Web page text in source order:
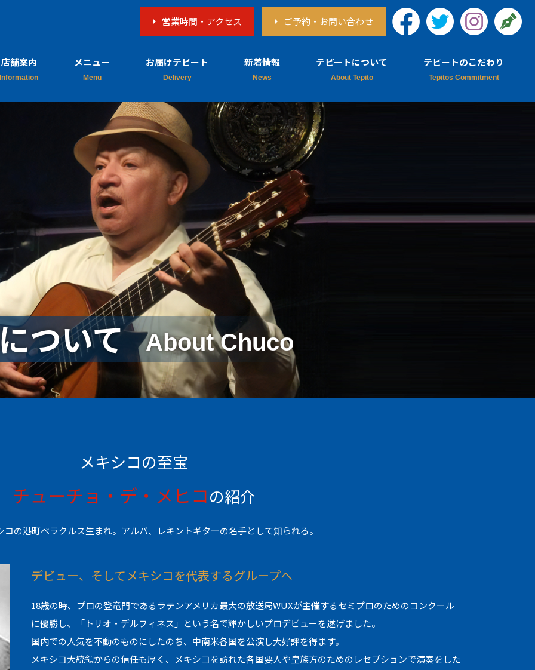
営業時間・アクセス ご予約・お問い合わせ
店舗案内
店舗概要
メニュー
料理
テキーラ
飲み物
お届けテピート 新着情報
新着情報
メディア情報
テピートについて
テピートについて
テピートのレシピ本
チューチョについて
テピートのこだわり
ついて About Chuco
メキシコの至宝
チューチョ・デ・メヒコの紹介
コの港町ベラクルス生まれ。アルバ、レキントギターの名手として知られる。
デビュー、そしてメキシコを代表するグループへ
18歳の時、プロの登竜門であるラテンアメリカ最大の放送局WUXが主催するセミプロのためのコンクール
に優勝し、「トリオ・デルフィネス」という名で輝かしいプロデビューを遂げました。
国内での人気を不動のものにしたのち、中南米各国を公演し大好評を得ます。
メキシコ大統領からの信任も厚く、メキシコを訪れた各国要人や皇族方のためのレセプションで演奏をした